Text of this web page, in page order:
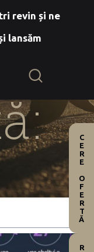
revin și ne
lansăm
CERE OFERTĂ